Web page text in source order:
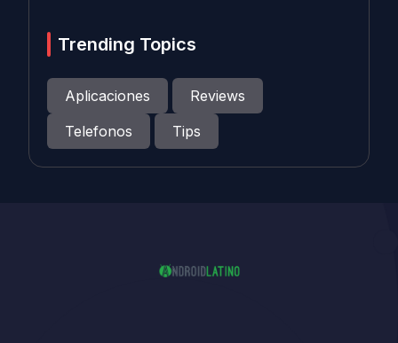
Trending Topics
Aplicaciones
Reviews
Telefonos
Tips